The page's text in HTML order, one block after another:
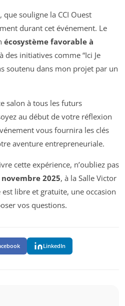
souligne la CCI Ouest
durant cet événement. Le
écosystème favorable à
des initiatives comme “Ici Je
soutenu dans mon projet par un
salon à tous les futurs
au début de votre réflexion
vous fournira les clés
aventure entrepreneuriale.
cette expérience, n’oubliez pas
novembre 2025, à la Salle Victor
est libre et gratuite, une occasion
vos questions.
LinkedIn